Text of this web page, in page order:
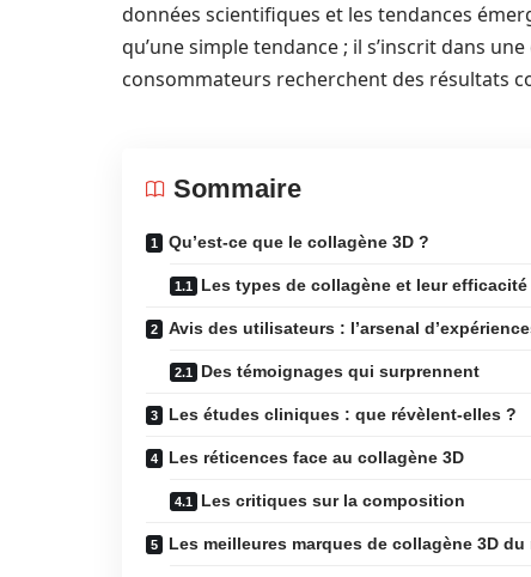
données scientifiques et les tendances
qu’une simple tendance ; il s’inscrit dans
consommateurs recherchent des résultats
Sommaire
Qu’est-ce que le collagène 3D ?
Les types de collagène et leur efficacité
Avis des utilisateurs : l’arsenal
Des témoignages qui surprennent
Les études cliniques : que révèlent-elles ?
Les réticences face au collagène 3D
Les critiques sur la composition
Les meilleures marques de collagène 3D du